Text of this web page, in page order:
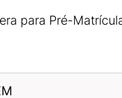
para Pré-